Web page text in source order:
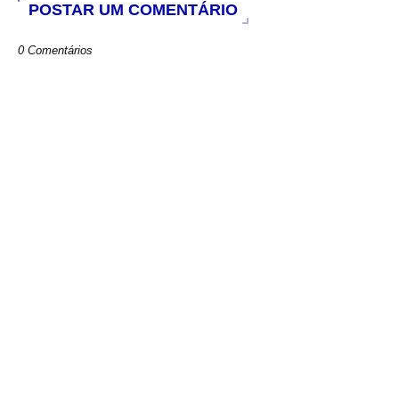
POSTAR UM COMENTÁRIO
0 Comentários